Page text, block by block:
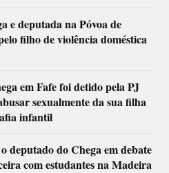
e deputada na Póvoa de
filho de violência doméstica
em Fafe foi detido pela PJ
sexualmente da sua filha
infantil
deputado do Chega em debate
com estudantes na Madeira